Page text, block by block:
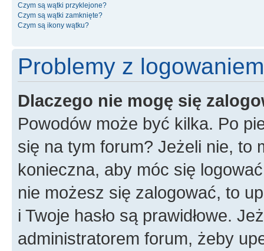
Czym są wątki przyklejone?
Czym są wątki zamknięte?
Czym są ikony wątku?
Problemy z
Dlaczego nie mogę się
Powodów może być kilka. Po
się na tym forum? Jeżeli nie, to
konieczna, aby móc się
nie możesz się zalogować, to
i Twoje hasło są prawidłowe.
administratorem forum, żeby